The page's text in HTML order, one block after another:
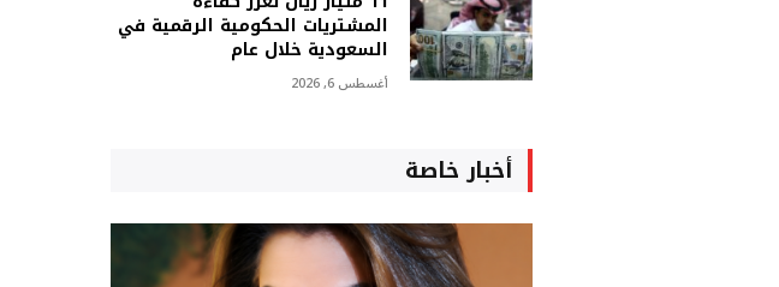
المشتريات الحكومية الرقمية في
السعودية خلال عام
أغسطس 6, 2026
أخبار خاصة